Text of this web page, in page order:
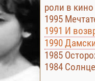
роли в кино
1995
1991 И
1990
1985
1984